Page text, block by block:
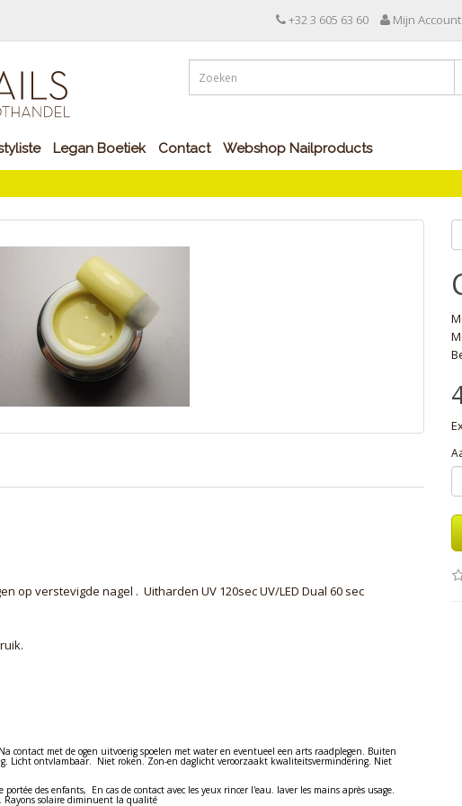
+32 3 605 63 60 Mijn Account
Legan Boetiek Contact Webshop Nailproducts
op verstevigde nagel . Uitharden UV 120sec UV/LED Dual 60 sec
contact met de ogen uitvoerig spoelen met water en eventueel een arts raadplegen. Buiten
Licht ontvlambaar. Niet roken. Zon-en daglicht veroorzaakt kwaliteitsvermindering. Niet
des enfants, En cas de contact avec les yeux rincer l'eau. laver les mains après usage.
Rayons solaire diminuent la qualité